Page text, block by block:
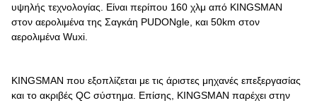
υψηλής τεχνολογίας. Είναι περίπου 160 χλμ από KINGSMAN
στον αερολιμένα της Σαγκάη PUDONgle, και 50km στον
αερολιμένα Wuxi.
KINGSMAN που εξοπλίζεται με τις άριστες μηχανές επεξεργασίας
και το ακριβές QC σύστημα. Επίσης, KINGSMAN παρέχει στην